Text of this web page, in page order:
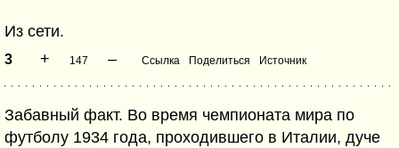
Из сети.
3 + 147 – Ссылка Поделиться Источник
Забавный факт. Во время чемпионата мира по
футболу 1934 года, проходившего в Италии, дуче